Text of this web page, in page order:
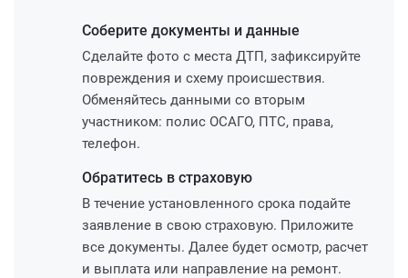
Соберите документы и данные
Сделайте фото с места ДТП, зафиксируйте
повреждения и схему происшествия.
Обменяйтесь данными со вторым
участником: полис ОСАГО, ПТС, права,
телефон.
Обратитесь в страховую
В течение установленного срока подайте
заявление в свою страховую. Приложите
все документы. Далее будет осмотр, расчет
и выплата или направление на ремонт.